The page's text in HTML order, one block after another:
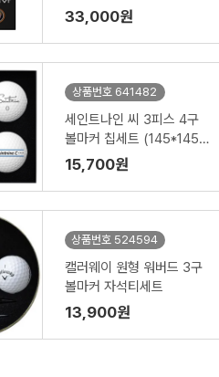
33,000원
상품번호 641482
세인트나인 씨 3피스 4구
볼마커 칩세트 (145*145*
45mm)
15,700원
상품번호 524594
캘러웨이 원형 워버드 3구
볼마커 자석티세트
13,900원